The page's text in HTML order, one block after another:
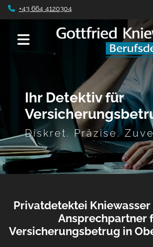
 +43 664 4120304
Ihr Detektiv für
Diskret. Präzise.
Privatdetektei Kniewasser
Ansprechpartner
Versicherungsbetrug in